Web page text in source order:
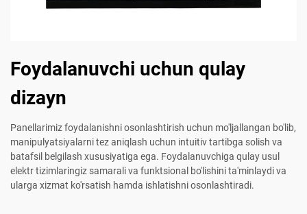
Foydalanuvchi uchun qulay
dizayn
Panellarimiz foydalanishni osonlashtirish uchun mo'ljallangan bo'lib,
manipulyatsiyalarni tez aniqlash uchun intuitiv tartibga solish va
batafsil belgilash xususiyatiga ega. Foydalanuvchiga qulay usul
elektr tizimlaringiz samarali va funktsional bo'lishini ta'minlaydi va
ularga xizmat ko'rsatish hamda ishlatishni osonlashtiradi.